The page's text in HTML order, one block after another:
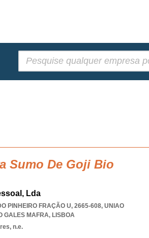
Sumo De Goji Bio
Lda
PINHEIRO FRAÇÃO U, 2665-608, UNIAO
GALES MAFRA, LISBOA
n.e.